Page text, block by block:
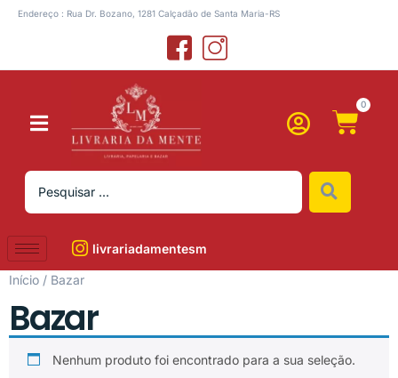
Endereço : Rua Dr. Bozano, 1281 Calçadão de Santa Maria-RS
0
livrariadamentesm
Início / Bazar
Bazar
Nenhum produto foi encontrado para a sua seleção.